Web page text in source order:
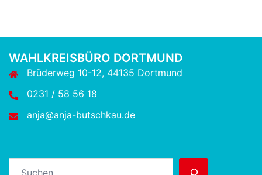
WAHLKREISBÜRO DORTMUND
Brüderweg 10-12, 44135 Dortmund
0231 / 58 56 18
anja@anja-butschkau.de